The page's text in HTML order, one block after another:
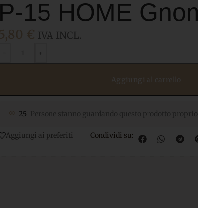
P-15 HOME
IVA INCL.
25
Aggiungi ai preferiti Condividi su: